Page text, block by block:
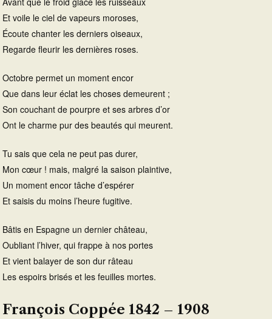
Et voile le ciel de vapeurs moroses,
Écoute chanter les derniers oiseaux,
Regarde fleurir les dernières roses.
Octobre permet un moment encor
Que dans leur éclat les choses demeurent ;
Son couchant de pourpre et ses arbres d’or
Ont le charme pur des beautés qui meurent.
Tu sais que cela ne peut pas durer,
Mon cœur ! mais, malgré la saison plaintive,
Un moment encor tâche d’espérer
Et saisis du moins l’heure fugitive.
Bâtis en Espagne un dernier château,
Oubliant l’hiver, qui frappe à nos portes
Et vient balayer de son dur râteau
Les espoirs brisés et les feuilles mortes.
François Coppée 1842 – 1908